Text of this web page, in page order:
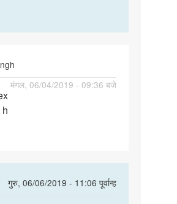
मंगल, 06/04/2019 - 09:36 बजे
गुरु, 06/06/2019 - 11:06 पूर्वान्ह